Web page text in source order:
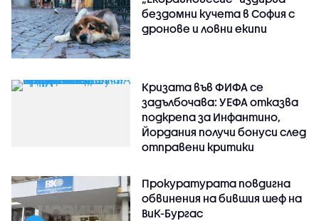
бездомни кучета в София с
дронове и ловни екипи
Кризата във ФИФА се
задълбочава: УЕФА отказва
подкрепа за Инфантино,
Йордания получи бонуси след
отправени критики
Прокуратурата повдигна
обвинения на бившия шеф на
ВиК-Бургас